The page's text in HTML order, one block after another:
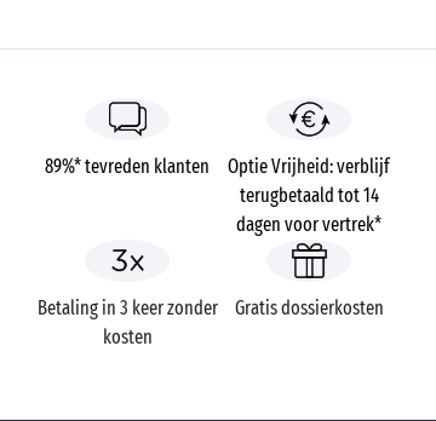
89%* tevreden klanten
Optie Vrijheid: verblijf
terugbetaald tot 14
dagen voor vertrek*
Betaling in 3 keer zonder
kosten
Gratis dossierkosten